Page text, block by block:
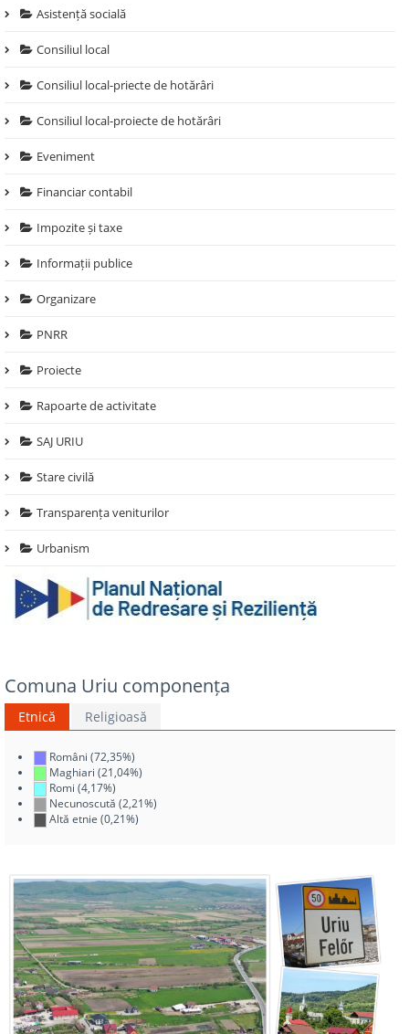
Asistență socială
Consiliul local
Consiliul local-priecte de hotărâri
Consiliul local-proiecte de hotărâri
Eveniment
Financiar contabil
Impozite și taxe
Informații publice
Organizare
PNRR
Proiecte
Rapoarte de activitate
SAJ URIU
Stare civilă
Transparența veniturilor
Urbanism
Comuna Uriu componența
Etnică Religioasă
Români (72,35%)
Maghiari (21,04%)
Romi (4,17%)
Necunoscută (2,21%)
Altă etnie (0,21%)